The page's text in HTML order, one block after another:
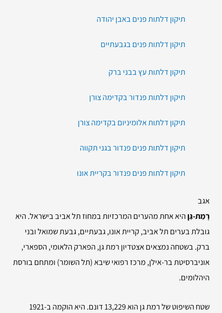
תיקון דלתות פנים באבן יהודה
תיקון דלתות פנים בגבעתיים
תיקון דלתות עץ בבני ברק
תיקון דלתות פנדור בקדימה צורן
תיקון דלתות אלומיניום בקדימה צורן
תיקון דלתות פנים פנדור בגני תקווה
תיקון דלתות פנים פנדור בקריית אונו
אגב
רָמַת-גַּןהיא אחת מהערים המרכזיות במחוז תל אביב בישראל. היא
גובלת בערים תל אביב, קריית אונו, גבעתיים, גבעת שמואל ובני
ברק. בשטחה נמצאים אצטדיון רמת גן, הפארק הלאומי, הספארי,
אוניברסיטת בר-אילן, מרכז רפואי שיבא (תל השומר) ומתחם בורסת
היהלומים.
שטח השיפוט של רמת גן הוא 13,229 דונם. היא הוקמה ב-1921